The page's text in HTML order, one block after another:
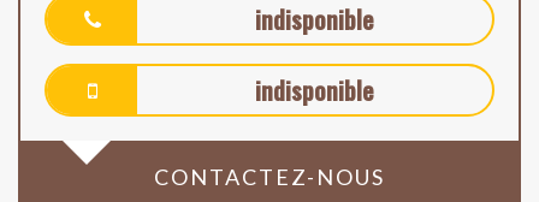
indisponible
indisponible
CONTACTEZ-NOUS